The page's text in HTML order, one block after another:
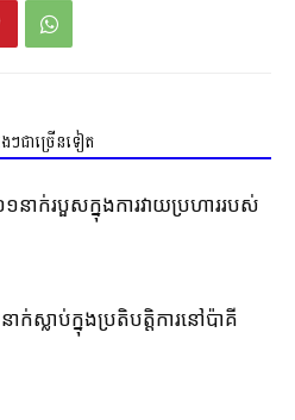
ៗជាច្រើនទៀត
ាក់របួសក្នុងការវាយប្រហាររបស់
ាក់ស្លាប់ក្នុងប្រតិបត្តិការនៅប៉ាគី